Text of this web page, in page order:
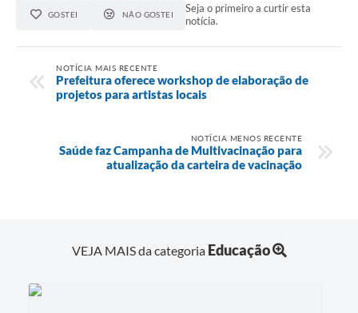
GOSTEI NÃO GOSTEI
Seja o primeiro a curtir esta
notícia.
NOTÍCIA MAIS RECENTE
Prefeitura oferece workshop de elaboração de
projetos para artistas locais
NOTÍCIA MENOS RECENTE
Saúde faz Campanha de Multivacinação para
atualização da carteira de vacinação
VEJA MAIS da categoria Educação